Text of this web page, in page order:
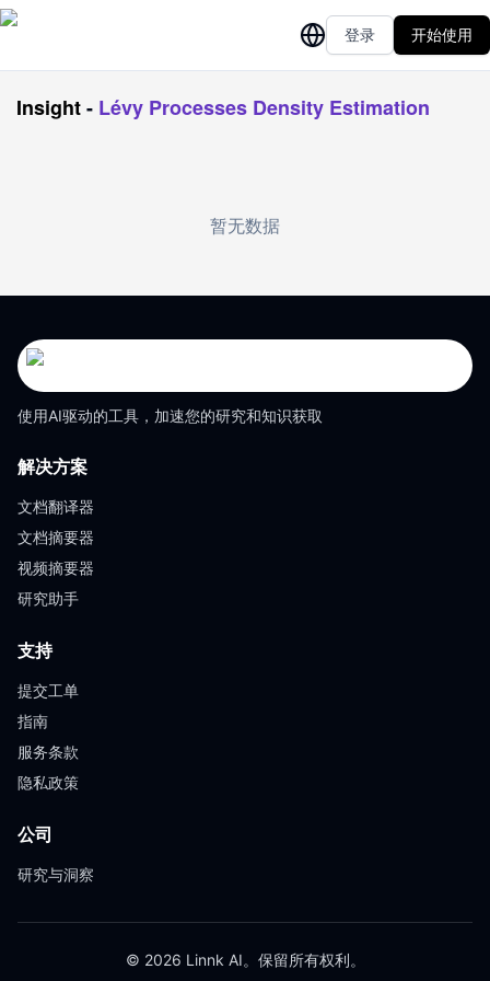
登录 开始使用
Insight- Lévy Processes Density Estimation
暂无数据
使用AI驱动的工具，加速您的研究和知识获取
解决方案
文档翻译器
文档摘要器
视频摘要器
研究助手
支持
提交工单
指南
服务条款
隐私政策
公司
研究与洞察
© 2026 Linnk AI。保留所有权利。